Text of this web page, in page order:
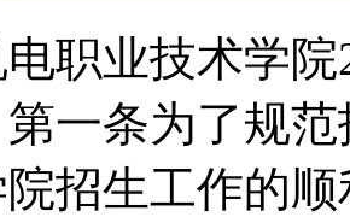
电职业技术学
条为了规范
招生工作的